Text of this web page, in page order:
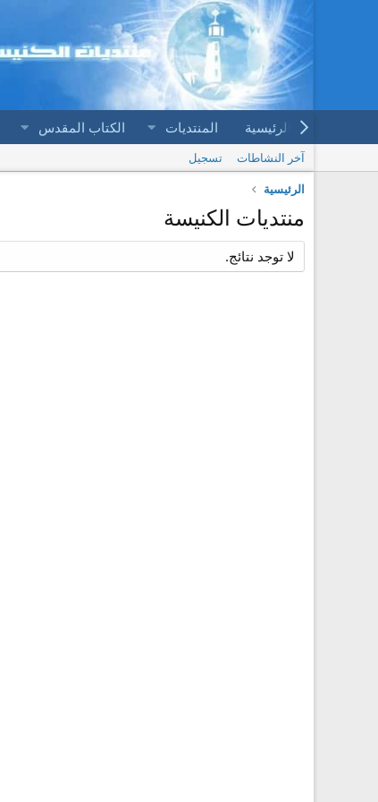
الرئيسية المنتديات الكتاب المقدس
آخر النشاطات
تسجيل
الرئيسية
منتديات الكنيسة
لا توجد نتائج.